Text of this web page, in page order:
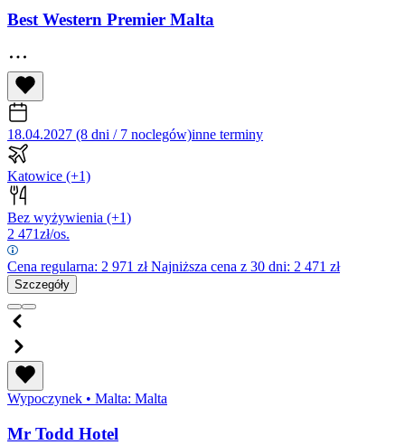
Best Western Premier Malta
18.04.2027 (8 dni / 7 noclegów)inne terminy
Katowice (+1)
Bez wyżywienia (+1)
2 471zł/os.
Cena regularna: 2 971 złNajniższa cena z 30 dni: 2 471 zł
Szczegóły
Wypoczynek • Malta: Malta
Mr Todd Hotel